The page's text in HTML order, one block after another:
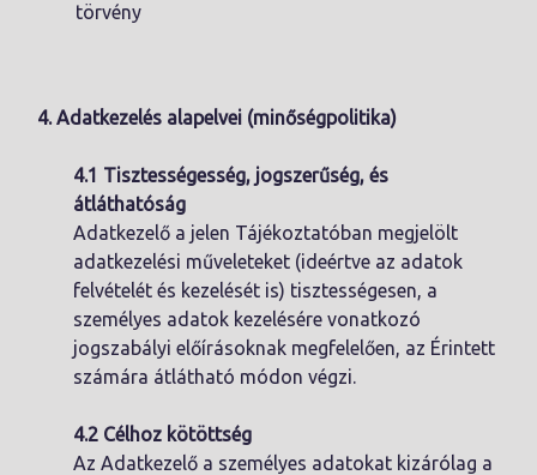
törvény
4. Adatkezelés alapelvei (minőségpolitika)
4.1 Tisztességesség, jogszerűség, és
átláthatóság
Adatkezelő a jelen Tájékoztatóban megjelölt
adatkezelési műveleteket (ideértve az adatok
felvételét és kezelését is) tisztességesen, a
személyes adatok kezelésére vonatkozó
jogszabályi előírásoknak megfelelően, az Érintett
számára átlátható módon végzi.
4.2 Célhoz kötöttség
Az Adatkezelő a személyes adatokat kizárólag a